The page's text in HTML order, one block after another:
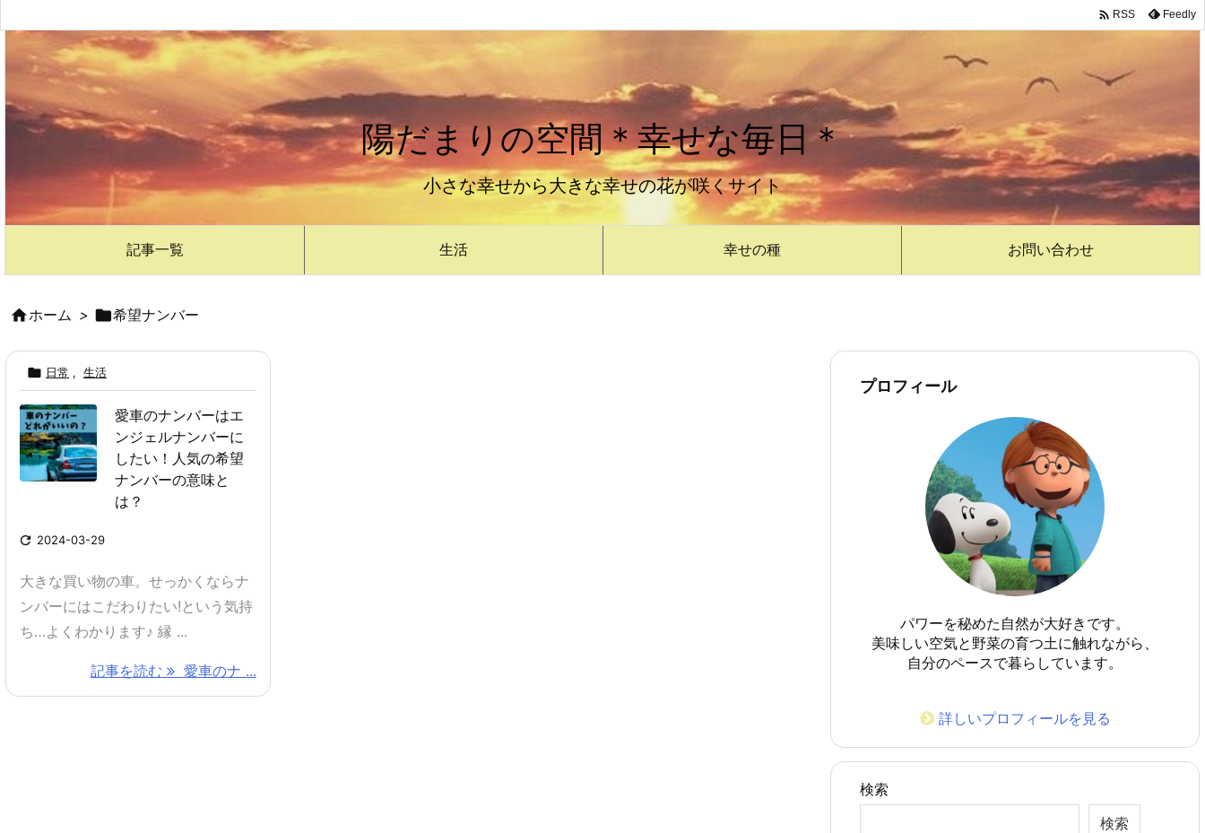
陽だまりの空間＊幸せな毎日＊
小さな幸せから大きな幸せの花が咲くサイト
記事一覧 生活 幸せの種 お問い合わせ
 RSS Feedly
ホーム > 希望ナンバー
 日常 , 生活
愛車のナンバーはエ
ンジェルナンバーに
したい！人気の希望
ナンバーの意味と
は？
 2024-03-29
大きな買い物の車。せっかくならナ
ンバーにはこだわりたい!という気持
ち…よくわかります♪ 縁 ...
記事を読む 愛車のナ ...
プロフィール
パワーを秘めた自然が大好きです。
美味しい空気と野菜の育つ土に触れながら、
自分のペースで暮らしています。
詳しいプロフィールを見る
検索
検索